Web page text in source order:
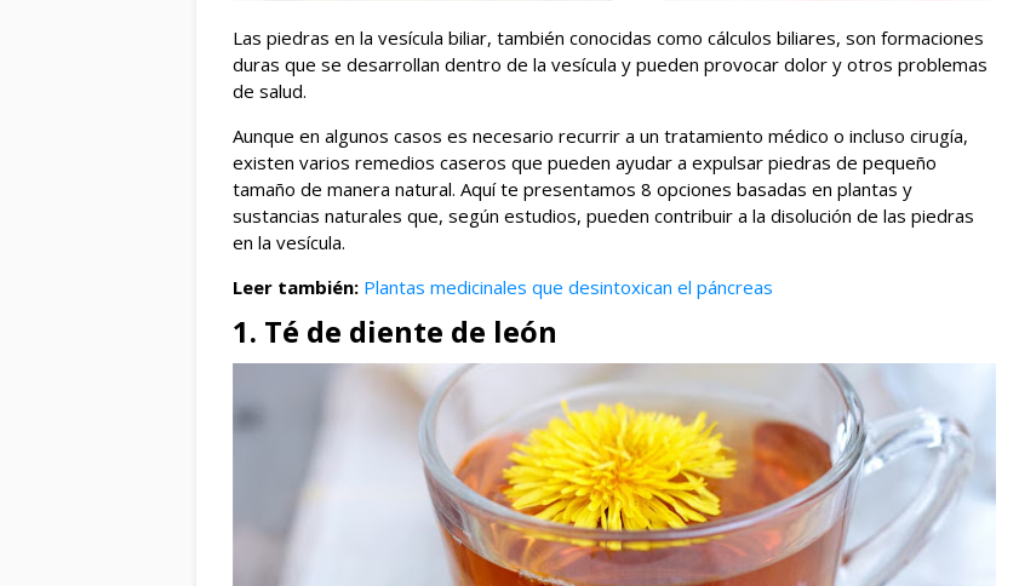
Las piedras en la vesícula biliar, también conocidas como cálculos biliares, son formaciones
duras que se desarrollan dentro de la vesícula y pueden provocar dolor y otros problemas
de salud.
Aunque en algunos casos es necesario recurrir a un tratamiento médico o incluso cirugía,
existen varios remedios caseros que pueden ayudar a expulsar piedras de pequeño
tamaño de manera natural. Aquí te presentamos 8 opciones basadas en plantas y
sustancias naturales que, según estudios, pueden contribuir a la disolución de las piedras
en la vesícula.
Leer también: Plantas medicinales que desintoxican el páncreas
1. Té de diente de león